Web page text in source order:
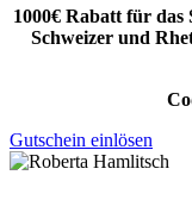
1000€ Rabatt für
Schweizer und
Gutschein einlösen